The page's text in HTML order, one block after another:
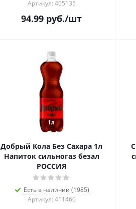
Артикул: 405135
94.99 руб./шт
Добрый Кола Без Сахара 1л
Напиток сильногаз безал
РОССИЯ
Есть в наличии (1985)
Артикул: 411460